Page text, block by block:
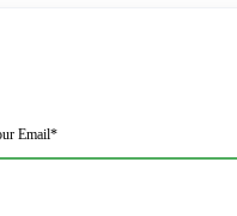
Email*